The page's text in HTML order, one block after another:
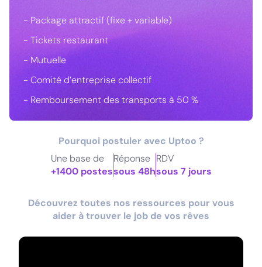
- Package attractif (fixe + variable)
- Tickets restaurant
- Mutuelle
- Comité d’entreprise collectif
- Remboursement des transports à 50 %
Pourquoi postuler avec Uptoo ?
Une base de
+1400 postes
Réponse
sous 48h
RDV
sous 7 jours
Découvrez toutes nos ressources pour vous
aider à trouver le job de vos rêves